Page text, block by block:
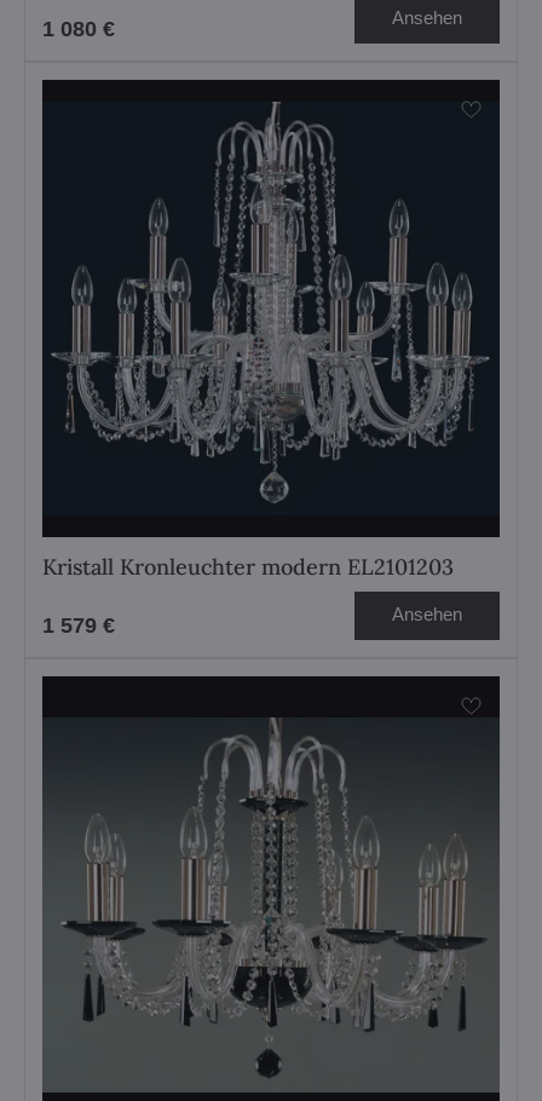
1 080 € Ansehen
Kristall Kronleuchter modern EL2101203
1 579 € Ansehen